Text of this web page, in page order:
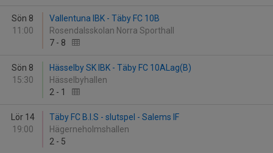
Sön 8
11:00
Vallentuna IBK - Täby FC 10B
Rosendalsskolan Norra Sporthall
7 - 8
Sön 8
15:30
Hässelby SK IBK - Täby FC 10ALag(B)
Hässelbyhallen
2 - 1
Lör 14
19:00
Täby FC B.I.S - slutspel - Salems IF
Hägerneholmshallen
2 - 5